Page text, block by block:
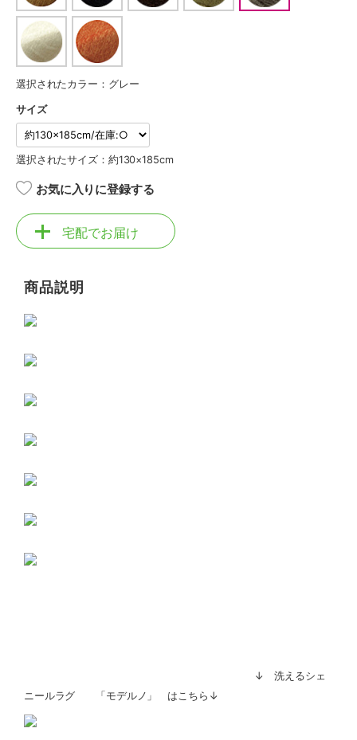
選択されたカラー：グレー
サイズ
選択されたサイズ：約130×185cm
お気に入りに登録する
宅配でお届け
商品説明
↓ 洗えるシェ
ニールラグ 「モデルノ」 はこちら↓